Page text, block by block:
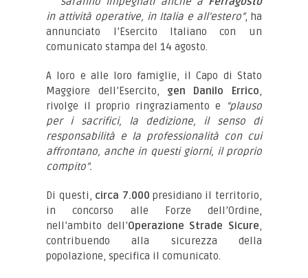
in attività operative, in Italia e all’estero”, ha
annunciato l’Esercito Italiano con un
comunicato stampa del 14 agosto.
A loro e alle loro famiglie, il Capo di Stato
Maggiore dell’Esercito, gen Danilo Errico,
rivolge il proprio ringraziamento e
“plauso
per i sacrifici, la dedizione, il senso di
responsabilità e la professionalità con cui
affrontano, anche in questi giorni, il proprio
compito”.
Di questi, circa 7.000 presidiano il territorio,
in concorso alle Forze dell’Ordine,
nell’ambito dell’Operazione Strade Sicure,
contribuendo alla sicurezza della
popolazione, specifica il comunicato.